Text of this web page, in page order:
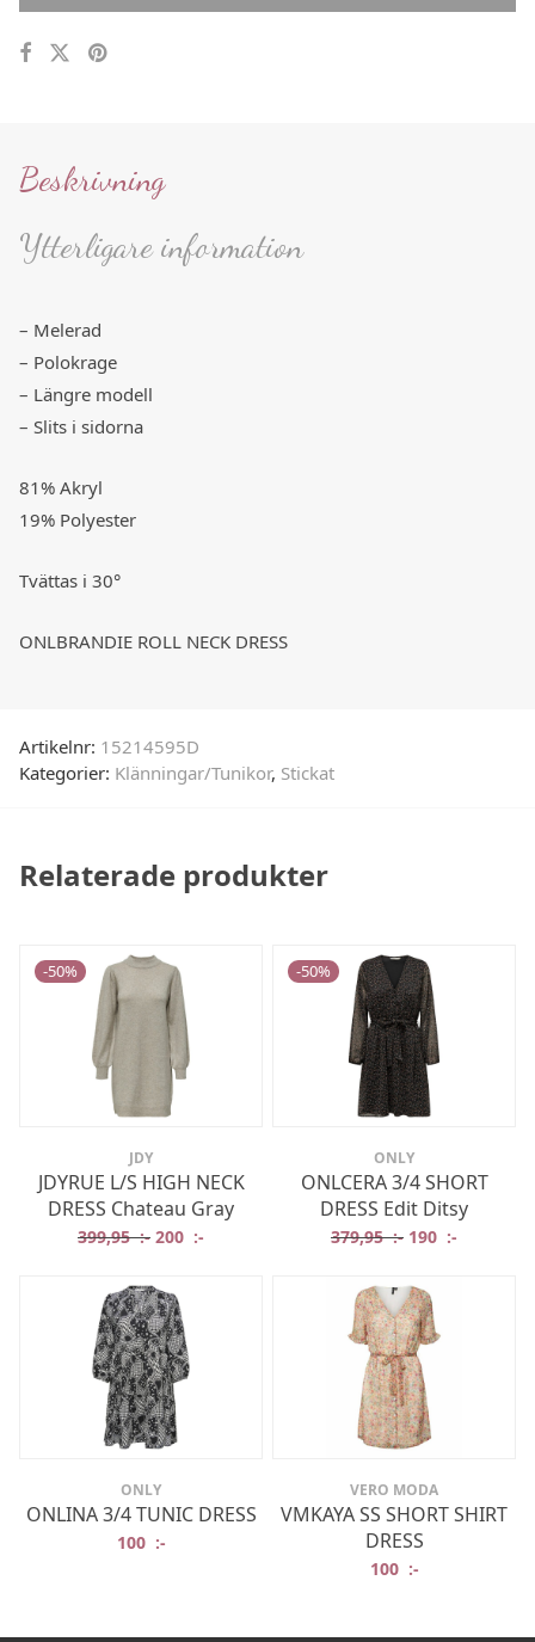
Beskrivning
Ytterligare information
– Melerad
– Polokrage
– Längre modell
– Slits i sidorna
81% Akryl
19% Polyester
Tvättas i 30°
ONLBRANDIE ROLL NECK DRESS
Artikelnr: 15214595D
Kategorier: Klänningar/Tunikor, Stickat
Relaterade produkter
-50%
JDY
JDYRUE L/S HIGH NECK
DRESS Chateau Gray
399,95:- Det ursprungliga priset var: 399,95 :-.
200 :- Det nuvarande priset är: 200 :-.
-50%
ONLY
ONLCERA 3/4 SHORT
DRESS Edit Ditsy
379,95:- Det
190 :-
ONLY
ONLINA 3/4 TUNIC DRESS
100 :-
VERO MODA
VMKAYA SS SHORT SHIRT
DRESS
100 :-